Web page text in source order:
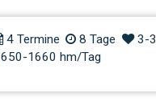
4 Termine 8 Tage 3-3
650-1660 hm/Tag